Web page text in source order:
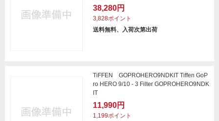
38,280円
3,828ポイント
送料無料、入荷次第出荷
TiFFEN GOPROHERO9NDKIT Tiffen GoP
ro HERO 9/10 - 3 Filter GOPROHERO9NDK
IT
11,990円
1,199ポイント